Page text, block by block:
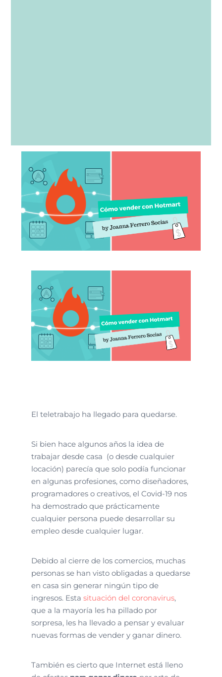
El teletrabajo ha llegado para quedarse.
Si bien hace algunos años la idea de
trabajar desde casa (o desde cualquier
locación) parecía que solo podía funcionar
en algunas profesiones, como diseñadores,
programadores o creativos, el Covid-19 nos
ha demostrado que prácticamente
cualquier persona puede desarrollar su
empleo desde cualquier lugar.
Debido al cierre de los comercios, muchas
personas se han visto obligadas a quedarse
en casa sin generar ningún tipo de
ingresos. Esta situación del coronavirus,
que a la mayoría les ha pillado por
sorpresa, les ha llevado a pensar y evaluar
nuevas formas de vender y ganar dinero.
También es cierto que Internet está lleno